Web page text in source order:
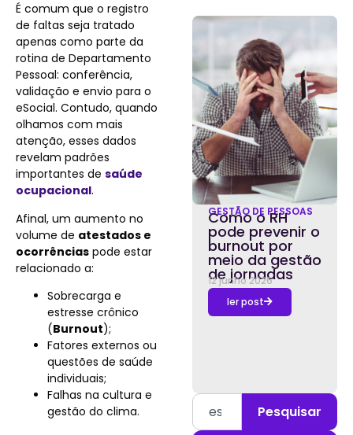
É comum que o registro
de faltas seja tratado
apenas como parte da
rotina de Departamento
Pessoal: conferência,
validação e envio para o
eSocial. Contudo, quando
olhamos com mais
atenção, esses dados
revelam padrões
importantes de saúde
ocupacional.
Afinal, um aumento no
volume de atestados e
ocorrências pode estar
relacionado a:
Sobrecarga e
estresse crônico
(Burnout);
Fatores externos ou
questões de saúde
individuais;
Falhas na cultura e
gestão do clima.
GESTÃO DE PESSOAS
Como o RH
pode prevenir o
burnout por
meio da gestão
de jornadas
12 junho 2026
ler post
Pesquisar